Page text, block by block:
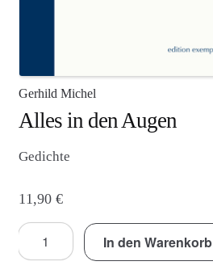
Gerhild Michel
Alles in den Augen
Gedichte
11,90 €
Alles
in
In den Warenkorb